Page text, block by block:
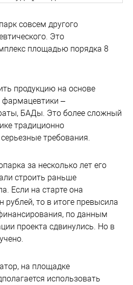
совсем другого
Это
площадью порядка 8
продукцию на основе
фармацевтики –
БАДы. Это более сложный
традиционно
требования.
за несколько лет его
строить раньше
Если на старте она
рублей, то в итоге превысила
по данным
проекта сдвинулись. Но в
на площадке
использовать